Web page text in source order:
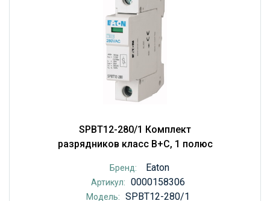
SPBT12-280/1 Комплект
разрядников класс B+С, 1 полюс
Бренд: Eaton
Артикул: 0000158306
Модель: SPBT12-280/1